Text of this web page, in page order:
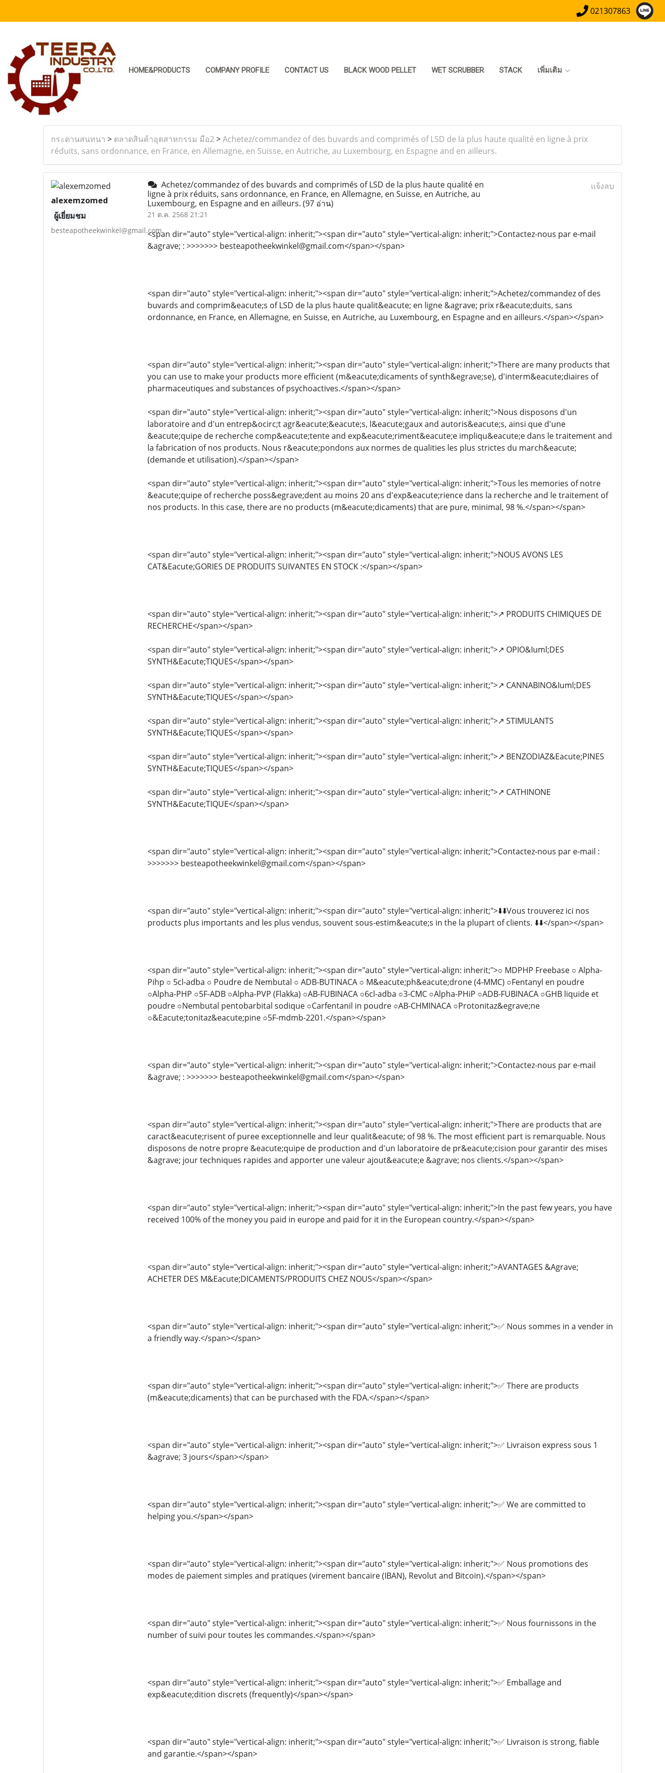
021307863
HOME&PRODUCTS COMPANY PROFILE CONTACT US BLACK WOOD PELLET WET SCRUBBER STACK เพิ่มเติม
กระดานสนทนา > ตลาดสินค้าอุตสาหกรรม มือ2>Achetez/commandez of des buvards and comprimés of LSD de la plus haute qualité en ligne à prix
réduits, sans ordonnance, en France, en Allemagne, en Suisse, en Autriche, au Luxembourg, en Espagne and en ailleurs.
alexemzomed
ผู้เยี่ยมชม
besteapotheekwinkel@gmail.com
Achetez/commandez of des buvards and comprimés of LSD de la plus haute qualité en
ligne à prix réduits, sans ordonnance, en France, en Allemagne, en Suisse, en Autriche, au
Luxembourg, en Espagne and en ailleurs. (97 อ่าน)
21 ต.ค. 2568 21:21
แจ้งลบ
<span dir="auto" style="vertical-align: inherit;"><span dir="auto" style="vertical-align: inherit;">Contactez-nous par e-mail
&agrave; : >>>>>>> besteapotheekwinkel@gmail.com</span></span>
<span dir="auto" style="vertical-align: inherit;"><span dir="auto" style="vertical-align: inherit;">Achetez/commandez of des
buvards and comprim&eacute;s of LSD de la plus haute qualit&eacute; en ligne &agrave; prix r&eacute;duits, sans
ordonnance, en France, en Allemagne, en Suisse, en Autriche, au Luxembourg, en Espagne and en ailleurs.</span></span>
<span dir="auto" style="vertical-align: inherit;"><span dir="auto" style="vertical-align: inherit;">There are many products that
you can use to make your products more efficient (m&eacute;dicaments of synth&egrave;se), d'interm&eacute;diaires of
pharmaceutiques and substances of psychoactives.</span></span>
<span dir="auto" style="vertical-align: inherit;"><span dir="auto" style="vertical-align: inherit;">Nous disposons d'un
laboratoire and d'un entrep&ocirc;t agr&eacute;&eacute;s, l&eacute;gaux and autoris&eacute;s, ainsi que d'une
&eacute;quipe de recherche comp&eacute;tente and exp&eacute;riment&eacute;e impliqu&eacute;e dans le traitement and
la fabrication of nos products. Nous r&eacute;pondons aux normes de qualities les plus strictes du march&eacute;
(demande et utilisation).</span></span>
<span dir="auto" style="vertical-align: inherit;"><span dir="auto" style="vertical-align: inherit;">Tous les memories of notre
&eacute;quipe of recherche poss&egrave;dent au moins 20 ans d'exp&eacute;rience dans la recherche and le traitement of
nos products. In this case, there are no products (m&eacute;dicaments) that are pure, minimal, 98 %.</span></span>
<span dir="auto" style="vertical-align: inherit;"><span dir="auto" style="vertical-align: inherit;">NOUS AVONS LES
CAT&Eacute;GORIES DE PRODUITS SUIVANTES EN STOCK :</span></span>
<span dir="auto" style="vertical-align: inherit;"><span dir="auto" style="vertical-align: inherit;">↗️ PRODUITS CHIMIQUES DE
RECHERCHE</span></span>
<span dir="auto" style="vertical-align: inherit;"><span dir="auto" style="vertical-align: inherit;">↗️ OPIO&Iuml;DES
SYNTH&Eacute;TIQUES</span></span>
<span dir="auto" style="vertical-align: inherit;"><span dir="auto" style="vertical-align: inherit;">↗️ CANNABINO&Iuml;DES
SYNTH&Eacute;TIQUES</span></span>
<span dir="auto" style="vertical-align: inherit;"><span dir="auto" style="vertical-align: inherit;">↗️ STIMULANTS
SYNTH&Eacute;TIQUES</span></span>
<span dir="auto" style="vertical-align: inherit;"><span dir="auto" style="vertical-align: inherit;">↗️ BENZODIAZ&Eacute;PINES
SYNTH&Eacute;TIQUES</span></span>
<span dir="auto" style="vertical-align: inherit;"><span dir="auto" style="vertical-align: inherit;">↗️ CATHINONE
SYNTH&Eacute;TIQUE</span></span>
<span dir="auto" style="vertical-align: inherit;"><span dir="auto" style="vertical-align: inherit;">Contactez-nous par e-mail :
>>>>>>> besteapotheekwinkel@gmail.com</span></span>
<span dir="auto" style="vertical-align: inherit;"><span dir="auto" style="vertical-align: inherit;">⬇️⬇️Vous trouverez ici nos
products plus importants and les plus vendus, souvent sous-estim&eacute;s in the la plupart of clients. ⬇️⬇️</span></span>
<span dir="auto" style="vertical-align: inherit;"><span dir="auto" style="vertical-align: inherit;">○ MDPHP Freebase ○ Alpha-
Pihp ○ 5cl-adba ○ Poudre de Nembutal ○ ADB-BUTINACA ○ M&eacute;ph&eacute;drone (4-MMC) ○Fentanyl en poudre
○Alpha-PHP ○5F-ADB ○Alpha-PVP (Flakka) ○AB-FUBINACA ○6cl-adba ○3-CMC ○Alpha-PHiP ○ADB-FUBINACA ○GHB liquide et
poudre ○Nembutal pentobarbital sodique ○Carfentanil in poudre ○AB-CHMINACA ○Protonitaz&egrave;ne
○&Eacute;tonitaz&eacute;pine ○5F-mdmb-2201.</span></span>
<span dir="auto" style="vertical-align: inherit;"><span dir="auto" style="vertical-align: inherit;">Contactez-nous par e-mail
&agrave; : >>>>>>> besteapotheekwinkel@gmail.com</span></span>
<span dir="auto" style="vertical-align: inherit;"><span dir="auto" style="vertical-align: inherit;">There are products that are
caract&eacute;risent of puree exceptionnelle and leur qualit&eacute; of 98 %. The most efficient part is remarquable. Nous
disposons de notre propre &eacute;quipe de production and d'un laboratoire de pr&eacute;cision pour garantir des mises
&agrave; jour techniques rapides and apporter une valeur ajout&eacute;e &agrave; nos clients.</span></span>
<span dir="auto" style="vertical-align: inherit;"><span dir="auto" style="vertical-align: inherit;">In the past few years, you have
received 100% of the money you paid in europe and paid for it in the European country.</span></span>
<span dir="auto" style="vertical-align: inherit;"><span dir="auto" style="vertical-align: inherit;">AVANTAGES &Agrave;
ACHETER DES M&Eacute;DICAMENTS/PRODUITS CHEZ NOUS</span></span>
<span dir="auto" style="vertical-align: inherit;"><span dir="auto" style="vertical-align: inherit;">✅ Nous sommes in a vender in
a friendly way.</span></span>
<span dir="auto" style="vertical-align: inherit;"><span dir="auto" style="vertical-align: inherit;">✅ There are products
(m&eacute;dicaments) that can be purchased with the FDA.</span></span>
<span dir="auto" style="vertical-align: inherit;"><span dir="auto" style="vertical-align: inherit;">✅ Livraison express sous 1
&agrave; 3 jours</span></span>
<span dir="auto" style="vertical-align: inherit;"><span dir="auto" style="vertical-align: inherit;">✅ We are committed to
helping you.</span></span>
<span dir="auto" style="vertical-align: inherit;"><span dir="auto" style="vertical-align: inherit;">✅ Nous promotions des
modes de paiement simples and pratiques (virement bancaire (IBAN), Revolut and Bitcoin).</span></span>
<span dir="auto" style="vertical-align: inherit;"><span dir="auto" style="vertical-align: inherit;">✅ Nous fournissons in the
number of suivi pour toutes les commandes.</span></span>
<span dir="auto" style="vertical-align: inherit;"><span dir="auto" style="vertical-align: inherit;">✅ Emballage and
exp&eacute;dition discrets (frequently)</span></span>
<span dir="auto" style="vertical-align: inherit;"><span dir="auto" style="vertical-align: inherit;">✅ Livraison is strong, fiable
and garantie.</span></span>